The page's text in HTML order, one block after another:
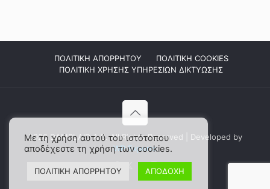
ΠΟΛΙΤΙΚΗ ΑΠΟΡΡΗΤΟΥ
ΠΟΛΙΤΙΚΗ COOKIES
ΠΟΛΙΤΙΚΗ ΧΡΗΣΗΣ ΥΠΗΡΕΣΙΩΝ ΔΙΚΤΥΩΣΗΣ
2026 DAMPLAID Α.Ε. All Rights Reserved | Developed by
WP Experts
Με τη χρήση αυτού του ιστότοπου
αποδέχεστε τη χρήση των cookies.
ΠΟΛΙΤΙΚΗ ΑΠΟΡΡΗΤΟΥ ΑΠΟΔΟΧΗ